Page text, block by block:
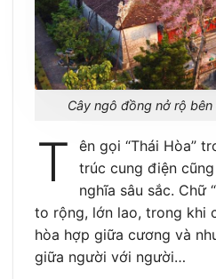
Cây ngô đồng nở rộ
T
ên gọi “Thái Hòa”
trúc cung điện
nghĩa sâu sắc. Chữ
to rộng, lớn lao, trong khi
hòa hợp giữa cương và
giữa người với người…